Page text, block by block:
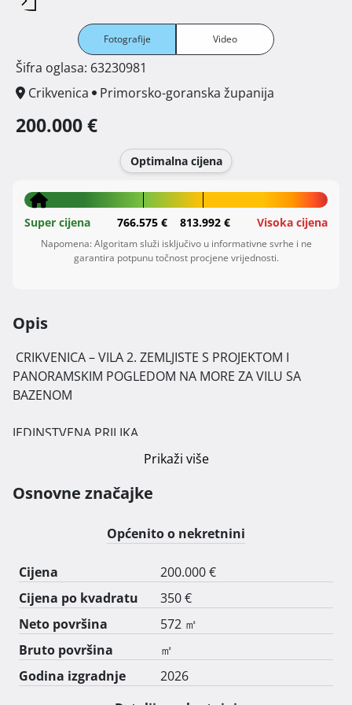
Fotografije Video
Šifra oglasa: 63230981
Crikvenica
Primorsko-goranska županija
200.000 €
Optimalna cijena
Super cijena 766.575 € 813.992 € Visoka cijena
Napomena: Algoritam služi isključivo u informativne svrhe i ne
garantira potpunu točnost procjene vrijednosti.
Opis
PANORAMSKIM POGLEDOM NA MORE ZA VILU SA
BAZENOM
JEDINSTVENA PRILIKA
Unikatno – Ekskluzivno – Rijetkost u Crikvenici blizu
Osnovne informacije
- Lokacija: Primorsko-goranska zupanija, Crikvenica
- Tip zemljista: Gradevinsko
- Namjena: Vila A1 s bazenom
- Povrsina zemljista: 572 m2
- Katastarska cestica: 2745/11
- Prodaje se gradevinsko zemljiste s predanom
gradevinskom dozvolom i kompletnim projektom za
Prikaži više
Osnovne značajke
Općenito o nekretnini
Cijena
200.000 €
Cijena po kvadratu
350 €
Neto površina
572 ㎡
Bruto površina
㎡
Godina izgradnje
2026